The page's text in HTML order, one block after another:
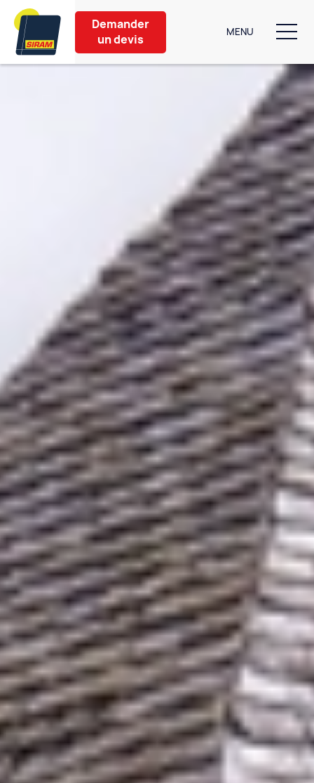
Aménagement extérieur
À propos
Contact
6 bis Rue de Caen
14940 Sannerville
02 31 39 08 08
contact.siram@gmail.com
Demander
un devis
MENU